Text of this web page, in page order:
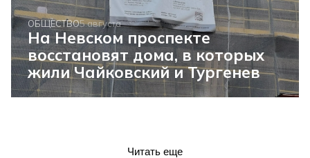
ОБЩЕСТВО5 августа
На Невском проспекте
восстановят дома, в которых
жили Чайковский и Тургенев
Читать еще